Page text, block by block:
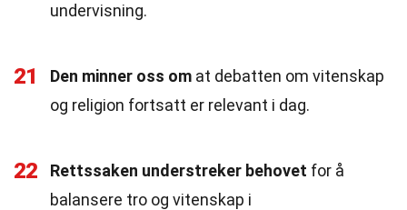
undervisning.
21 Den minner oss om at debatten om vitenskap
og religion fortsatt er relevant i dag.
22 Rettssaken understreker behovet for å
balansere tro og vitenskap i